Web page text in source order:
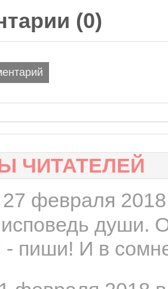
(0)
ЧИТАТЕЛЕЙ
27 февраля
души.
- пиши! И в